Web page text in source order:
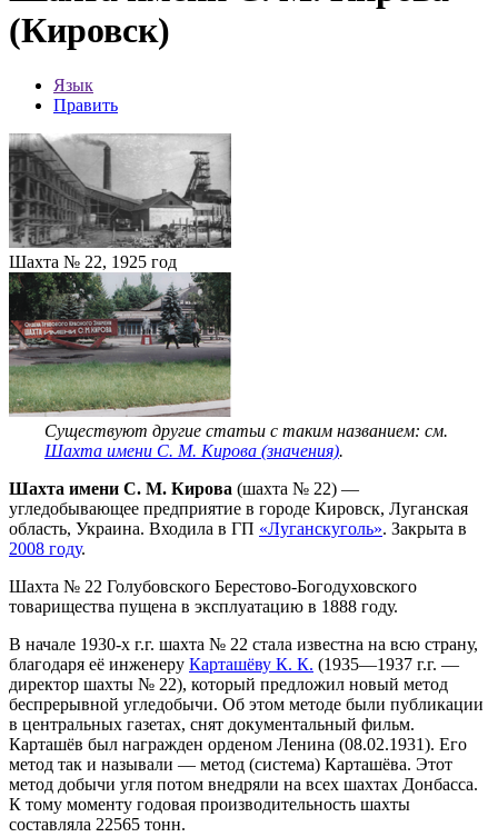
(Кировск)
Язык
Править
Шахта № 22, 1925 год
Существуют другие статьи с таким названием: см.
Шахта имени С. М. Кирова (значения).
Шахта имени С. М. Кирова (шахта № 22) —
угледобывающее предприятие в городе Кировск, Луганская
область, Украина. Входила в ГП «Луганскуголь». Закрыта в
2008 году.
Шахта № 22 Голубовского Берестово-Богодуховского
товарищества пущена в эксплуатацию в 1888 году.
В начале 1930-х г.г. шахта № 22 стала известна на всю страну,
благодаря её инженеру Карташёву К. К. (1935—1937 г.г. —
директор шахты № 22), который предложил новый метод
беспрерывной угледобычи. Об этом методе были публикации
в центральных газетах, снят документальный фильм.
Карташёв был награжден орденом Ленина (08.02.1931). Его
метод так и называли — метод (система) Карташёва. Этот
метод добычи угля потом внедряли на всех шахтах Донбасса.
К тому моменту годовая производительность шахты
составляла 22565 тонн.